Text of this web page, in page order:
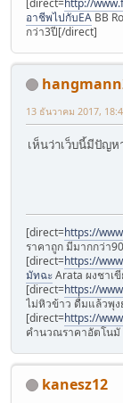
อาชีพไปกับEA BB
กว่า3ปี[/direct]
13 ธันวาคม 2017,
เห็นว่าเว็บนี้มีปัญห
[direct=https://
ราคาถูก มีมากกว่า
[direct=https://
มัทฉะArata ผงชาเ
[direct=https://
ไม่หิวข้าว ดื่มแล้วพุ
[direct=https://
คำนวณราคาอัตโนมั
kanesz12